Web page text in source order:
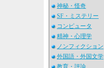
神秘・怪奇
SF・ミステリー
コンピュータ
精神・心理学
ノンフィクション
外国語・外国文学